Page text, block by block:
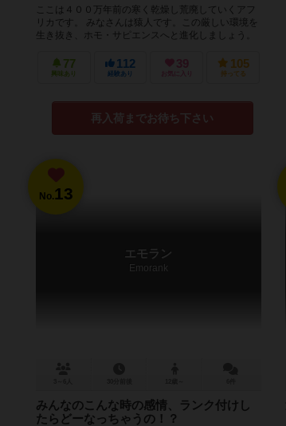
ここは４００万年前の寒く乾燥し荒廃していくアフ
リカです。 みなさんは猿人です。この厳しい環境を
生き抜き、ホモ・サピエンスへと進化しましょう。
77
興味あり
112
経験あり
39
お気に入り
105
持ってる
再入荷までお待ち下さい
No.13
エモラン
Emorank
みんなのこんな時の感情、ランク付けし
たらどーなっちゃうの！？